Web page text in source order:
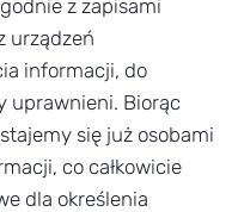
z zapisami
urządzeń
informacji, do
uprawnieni. Biorąc
się już osobami
co całkowicie
dla określenia